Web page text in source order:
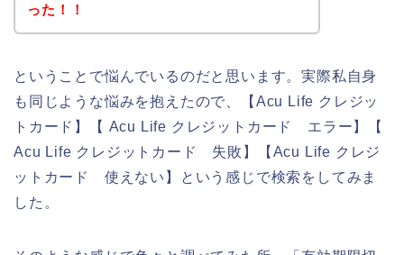
った！！
ということで悩んでいるのだと思います。実際私自身
も同じような悩みを抱えたので、【Acu Life クレジッ
トカード】【 Acu Life クレジットカード エラー】【
Acu Life クレジットカード 失敗】【Acu Life クレジ
ットカード 使えない】という感じで検索をしてみま
した。